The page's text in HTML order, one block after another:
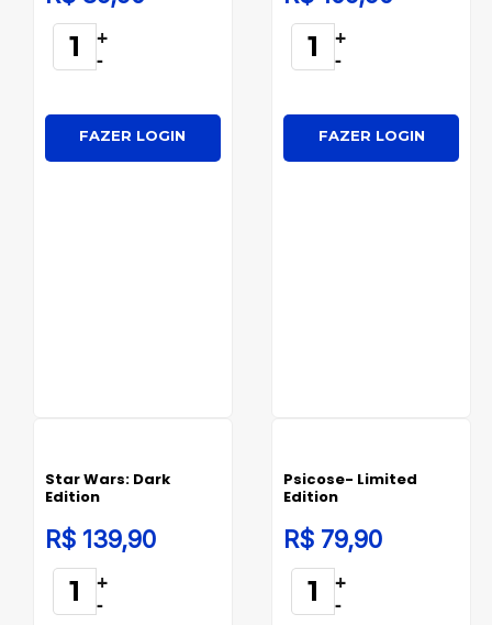
+
-
FAZER LOGIN
+
-
FAZER LOGIN
Star Wars: Dark
Edition
R$ 139,90
+
-
Psicose- Limited
Edition
R$ 79,90
+
-